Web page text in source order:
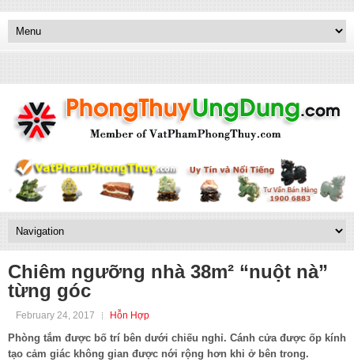
Chiêm ngưỡng nhà 38m² “nuột nà”
từng góc
February 24, 2017 Hỗn Hợp
Phòng tắm được bố trí bên dưới chiếu nghỉ. Cánh cửa được ốp kính
tạo cảm giác không gian được nới rộng hơn khi ở bên trong.